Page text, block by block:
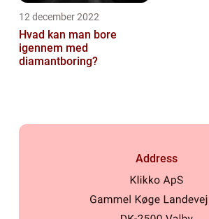
12 december 2022
Hvad kan man bore
igennem med
diamantboring?
Address